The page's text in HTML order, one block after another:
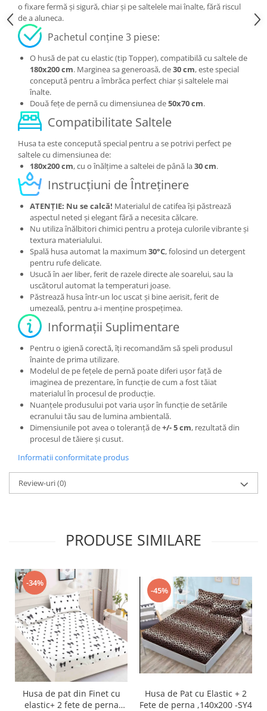
o fixare fermă și sigură, chiar și pe saltelele mai înalte, fără riscul
de a aluneca.
Pachetul conține 3 piese:
O husă de pat cu elastic (tip Topper), compatibilă cu saltele de
180x200 cm. Marginea sa generoasă, de30 cm, este special
concepută pentru a îmbrăca perfect chiar și saltelele mai
înalte.
Două fețe de pernă cu dimensiunea de50x70 cm.
Compatibilitate Saltele
Husa ta este concepută special pentru a se potrivi perfect pe
saltele cu dimensiunea de:
180x200 cm, cu o înălțime a saltelei de până la30 cm.
Instrucțiuni de Întreținere
ATENȚIE: Nu se calcă! Materialul de catifea își păstrează
aspectul neted și elegant fără a necesita călcare.
Nu utiliza înălbitori chimici pentru a proteja culorile vibrante și
textura materialului.
Spală husa automat la maximum 30°C, folosind un detergent
pentru rufe delicate.
Usucă în aer liber, ferit de razele directe ale soarelui, sau la
uscătorul automat la temperaturi joase.
Păstrează husa într-un loc uscat și bine aerisit, ferit de
umezeală, pentru a-i menține prospețimea.
Informații Suplimentare
Pentru o igienă corectă, îți recomandăm să speli produsul
înainte de prima utilizare.
Modelul de pe fețele de pernă poate diferi ușor față de
imaginea de prezentare, în funcție de cum a fost tăiat
materialul în procesul de producție.
Nuanțele produsului pot varia ușor în funcție de setările
ecranului tău sau de lumina ambientală.
Dimensiunile pot avea o toleranță de+/- 5 cm, rezultată din
procesul de tăiere și cusut.
Informatii conformitate produs
Review-uri(0)
PRODUSE SIMILARE
-34%
Husa de pat din Finet cu
elastic+ 2 fete de perna
-45%
Husa de Pat cu Elastic + 2
Fete de perna ,140x200 -SY4